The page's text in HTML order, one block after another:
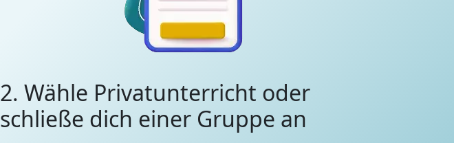
2. Wähle Privatunterricht oder
schließe dich einer Gruppe an